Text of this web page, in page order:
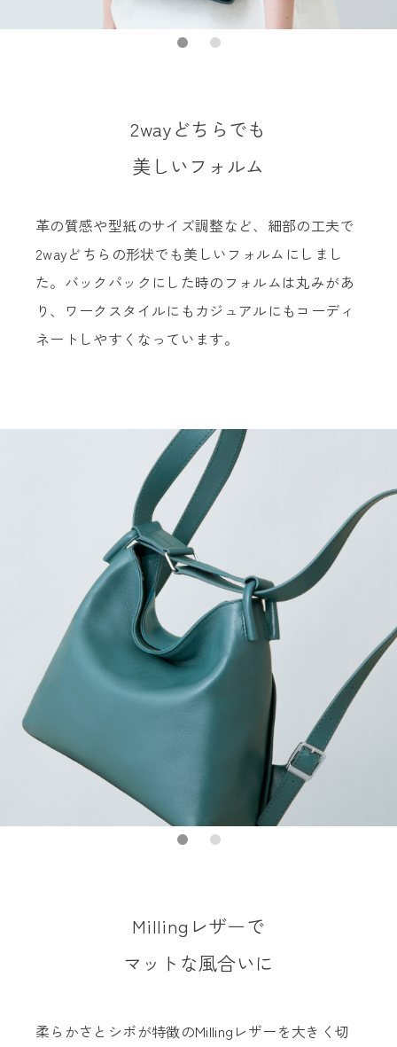
2wayどちらでも
美しいフォルム
革の質感や型紙のサイズ調整など、細部の工夫で
2wayどちらの形状でも美しいフォルムにしまし
た。バックパックにした時のフォルムは丸みがあ
り、ワークスタイルにもカジュアルにもコーディ
ネートしやすくなっています。
Millingレザーで
マットな風合いに
柔らかさとシボが特徴のMillingレザーを大きく切